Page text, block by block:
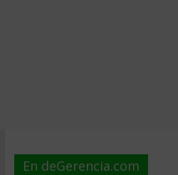
En deGerencia.com